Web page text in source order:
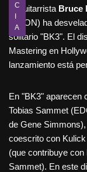
C
I
A
El guitarrista Bruce
UNION) ha
solitario "BK3". El
Mastering en
lanzamiento está
En "BK3" aparecen
Tobias Sammet
de Gene
coescrito con
(que contribuye
Sammet). En este